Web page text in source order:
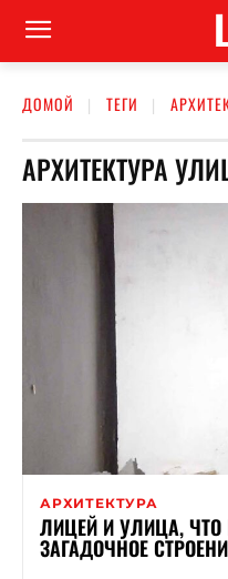
ДОМОЙ ТЕГИ
АРХИТЕКТУРА
АРХИТЕКТУРА
ЛИЦЕЙ И УЛИЦА,
ЗАГАДОЧНОЕ